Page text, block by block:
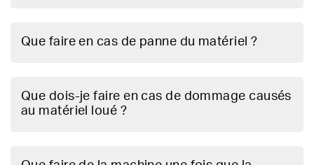
Que faire en cas de panne du matériel ?
Que dois-je faire en cas de dommage causés
au matériel loué ?